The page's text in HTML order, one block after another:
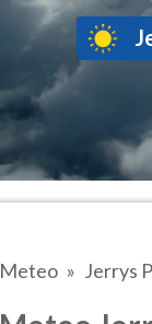
Meteo Jerrys